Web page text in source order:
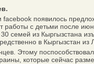
появилось
работы с детьми после
семей из Кыргызстана
в Кыргызстан из
Этому
которые сейчас